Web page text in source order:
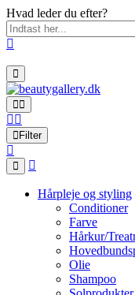
Hvad leder du efter?
Filter
Hårpleje og styling
Conditioner
Farve
Hårkur/
Olie
Shampoo